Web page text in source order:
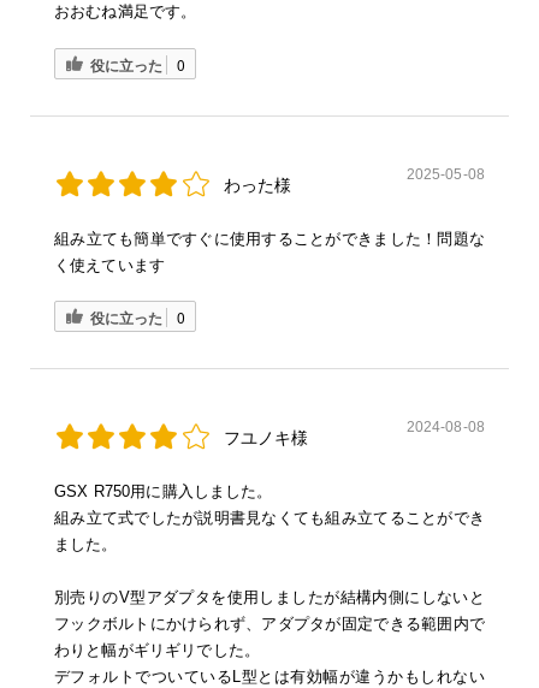
おおむね満足です。
役に立った 0
わった様
2025-05-08
組み立ても簡単ですぐに使用することができました！問題な
く使えています
役に立った 0
フユノキ様
2024-08-08
GSX R750用に購入しました。
組み立て式でしたが説明書見なくても組み立てることができ
ました。
別売りのV型アダプタを使用しましたが結構内側にしないと
フックボルトにかけられず、アダプタが固定できる範囲内で
わりと幅がギリギリでした。
デフォルトでついているL型とは有効幅が違うかもしれない